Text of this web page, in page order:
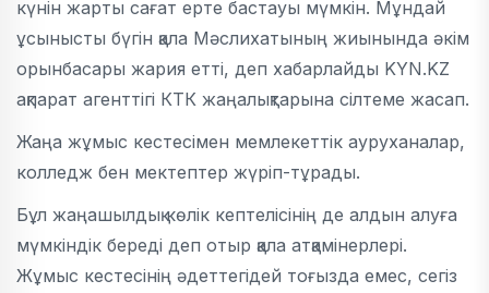
күнін жарты сағат ерте бастауы мүмкін. Мұндай
ұсынысты бүгін қала Мәслихатының жиынында әкім
орынбасары жария етті, деп хабарлайды KYN.KZ
ақпарат агенттігі КТК жаңалықтарына сілтеме жасап.
Жаңа жұмыс кестесімен мемлекеттік ауруханалар,
колледж бен мектептер жүріп-тұрады.
Бұл жаңашылдық көлік кептелісінің де алдын алуға
мүмкіндік береді деп отыр қала атқамінерлері.
Жұмыс кестесінің әдеттегідей тоғызда емес, сегіз